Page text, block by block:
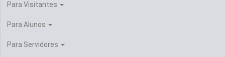
Para Visitantes
Para Alunos
Para Servidores